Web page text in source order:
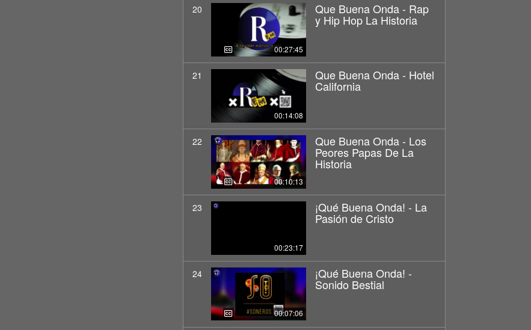
20
00:27:45
Que Buena Onda - Rap
y Hip Hop La Historia
21
00:14:08
Que Buena Onda - Hotel
California
22
00:10:13
Que Buena Onda - Los
Peores Papas De La
Historia
23
00:23:17
¡Qué Buena Onda! - La
Pasión de Cristo
24
00:07:06
¡Qué Buena Onda! -
Sonido Bestial